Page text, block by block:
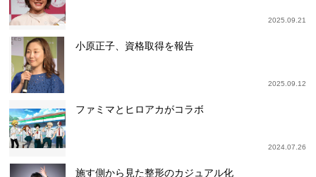
2025.09.21
小原正子、資格取得を報告
2025.09.12
ファミマとヒロアカがコラボ
2024.07.26
施す側から見た整形のカジュアル化